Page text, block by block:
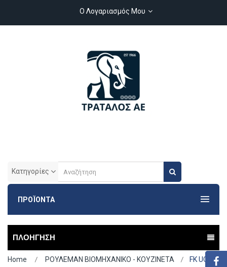
Ο Λογαριασμός Μου
Κατηγορίες
ΠΡΟΪΟΝΤΑ
ΠΛΟΗΓΗΣΗ
Home ΡΟΥΛΕΜΑΝ ΒΙΟΜΗΧΑΝΙΚΟ - ΚΟΥΖΙΝΕΤΑ
FK UCC